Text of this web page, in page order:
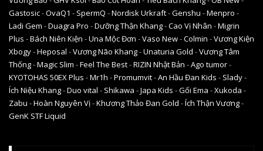
Gastosic-OvaQ1 - SpermQ -Nordisk Urkraft-Genshu -Menpro -
Ladi Gem -Duagra Pro -Dưỡng Thận Khang-Cao Vị Nhân -Migrin
Plus -Bách Niên Kiện -Una Mộc Đơn -Vaso New-Colmin -Vương Kiện
Xbogy-Heposal -Vương Não Khang-Unaturia Gold -Vương Tâm
Thống-Magic Slim -Feel The Best-RIZIN Nhật Bản -Ago tumor-
KYOTOHAS 50EX Plus -Mr1h -Promumvit-An Hầu Đan Kids - Slady-
Ích Niệu Khang-Duo vital - Shikawa -Japa Kids -Gối Ema -Xukoda -
Zabu -Hoàn Nguyên Vị-Khương Thảo Đan Gold -Ích Thận Vương-
GenK STF Liquid